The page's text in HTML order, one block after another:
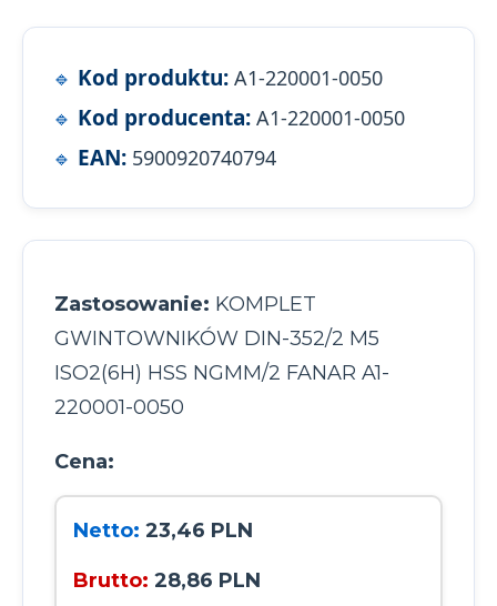
Kod produktu: A1-220001-0050
Kod producenta: A1-220001-0050
EAN: 5900920740794
Zastosowanie: KOMPLET
GWINTOWNIKÓW DIN-352/2 M5
ISO2(6H) HSS NGMM/2 FANAR A1-
220001-0050
Cena:
Netto: 23,46 PLN
Brutto: 28,86 PLN